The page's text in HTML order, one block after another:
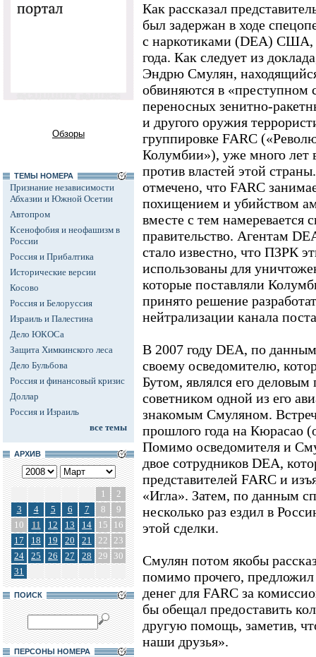
Обзоры
ТЕМЫ НОМЕРА
Признание независимости
Абхазии и Южной Осетии
Автопром
Ксенофобия и неофашизм в
России
Россия и Прибалтика
Исторические версии
Косово
Россия и Белоруссия
Израиль и Палестина
Дело ЮКОСа
Защита Химкинского леса
Дело Бульбова
Россия и финансовый кризис
Доллар
Россия и Израиль
все темы
АРХИВ
1
2
3
4 5 6 7 8
9
10
11 12 13 14 15
16
17
18 19 20 21 22 23
24
25 26 27 28 29
30
31
ПОИСК
ПЕРСОНЫ НОМЕРА
Как рассказал
был задержан в ходе
с наркотиками (DEA) США,
года. Как следует из
Эндрю Смулян,
обвиняются в «преступном
переносных зенитно-
и другого оружия
группировке FARC
Колумбии»), уже много лет
против властей этой
отмечено, что FARC
похищением и убийством
вместе с тем намеревается
правительство. Агентам
стало известно, что ПЗРК
использованы для
которые поставляли
принято решение
нейтрализации канала
В 2007 году DEA, по
своему осведомителю,
Бутом, являлся его
советником одной из его
знакомым Смуляном.
прошлого года на Кюрасао
Помимо осведомителя и
двое сотрудников DEA,
представителей FARC и
«Игла». Затем, по данным
несколько раз ездил в
этой сделки.
Смулян потом якобы
помимо прочего,
денег для FARC за
бы обещал предоставить
другую помощь, заметив,
наши друзья».